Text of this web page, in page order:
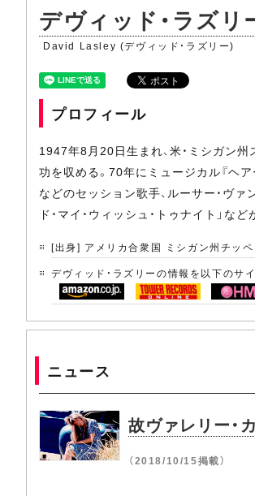
デヴィッド・ラズリ
David Lasley (デヴィッド・ラズリー)
プロフィール
1947年8月20日生まれ、米・ミシガン
功を収める。70年にミュージカル『ヘ
などのセッション歌手、ルーサー・ヴァ
ド・マイ・ウィッシュ・トゥナイト」な
[出身] アメリカ合衆国 ミシガン州チッ
デヴィッド・ラズリーの情報を以下のサ
ニュース
故ヴァレリー・
（2018/10/15掲載）